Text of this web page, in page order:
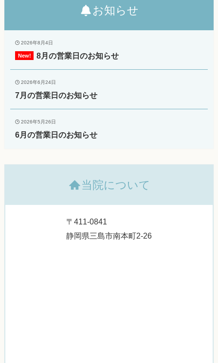
お知らせ
2026年8月4日
8月の営業日のお知らせ
2026年6月24日
7月の営業日のお知らせ
2026年5月26日
6月の営業日のお知らせ
当院について
〒411-0841
静岡県三島市南本町2-26